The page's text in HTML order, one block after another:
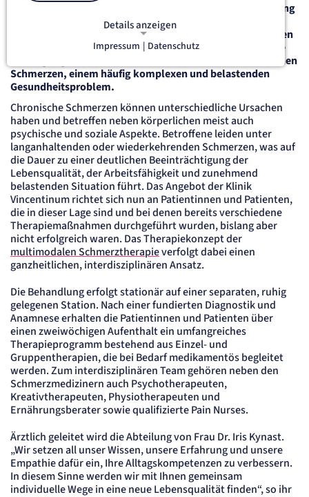
Die Klinik Vincentinum hat zum 1. Januar 2026 die Abteilung
für Multimodale Schmerztherapie eröffnet und erweitert
damit ihr medizinisches Leistungsspektrum. Mit dem neuen
Angebot stärkt das Krankenhaus im Herzen Augsburgs die
Versorgung von Patientinnen und Patienten mit chronischen
Schmerzen, einem häufig komplexen und belastenden
Gesundheitsproblem.
Chronische Schmerzen können unterschiedliche Ursachen
haben und betreffen neben körperlichen meist auch
psychische und soziale Aspekte. Betroffene leiden unter
langanhaltenden oder wiederkehrenden Schmerzen, was auf
die Dauer zu einer deutlichen Beeinträchtigung der
Lebensqualität, der Arbeitsfähigkeit und zunehmend
belastenden Situation führt. Das Angebot der Klinik
Vincentinum richtet sich nun an Patientinnen und Patienten,
die in dieser Lage sind und bei denen bereits verschiedene
Therapiemaßnahmen durchgeführt wurden, bislang aber
nicht erfolgreich waren. Das Therapiekonzept der
multimodalen Schmerztherapieverfolgt dabei einen
ganzheitlichen, interdisziplinären Ansatz.
Die Behandlung erfolgt stationär auf einer separaten, ruhig
gelegenen Station. Nach einer fundierten Diagnostik und
Anamnese erhalten die Patientinnen und Patienten über
einen zweiwöchigen Aufenthalt ein umfangreiches
Therapieprogramm bestehend aus Einzel- und
Gruppentherapien, die bei Bedarf medikamentös begleitet
werden. Zum interdisziplinären Team gehören neben den
Schmerzmedizinern auch Psychotherapeuten,
Kreativtherapeuten, Physiotherapeuten und
Ernährungsberater sowie qualifizierte Pain Nurses.
Ärztlich geleitet wird die Abteilung von Frau Dr. Iris Kynast.
„Wir setzen all unser Wissen, unsere Erfahrung und unsere
Empathie dafür ein, Ihre Alltagskompetenzen zu verbessern.
In diesem Sinne werden wir mit Ihnen gemeinsam
individuelle Wege in eine neue Lebensqualität finden“, so ihr
Details anzeigen
NOTWENDIGE COOKIES
Notwendige Cookies ermöglichen
grundlegende Funktionen und sind für
die einwandfreie Funktion der Website
erforderlich.
etracker Sitzungs-Cookie
Name:
et_oi_v2
Anbieter:
etracker GmbH
Zweck:
Opt-In Cookie speichert die Entscheidung des Besuchers, wenn auf der Seite des
Kunden das Tracking Opt-In ausgespielt wird. Wird auch für ein eventuelles Opt-Out
verwendet.
Cookie Laufzeit:
Content-Management-System-
Cookie
Name:
fe_typo_user
Anbieter:
TYPO3
Zweck:
Dient der Identifizierung eines Anwenders und der besseren Bedienerführung.
Session
Sitzungs-Cookie
Name:
Impressum | Datenschutz